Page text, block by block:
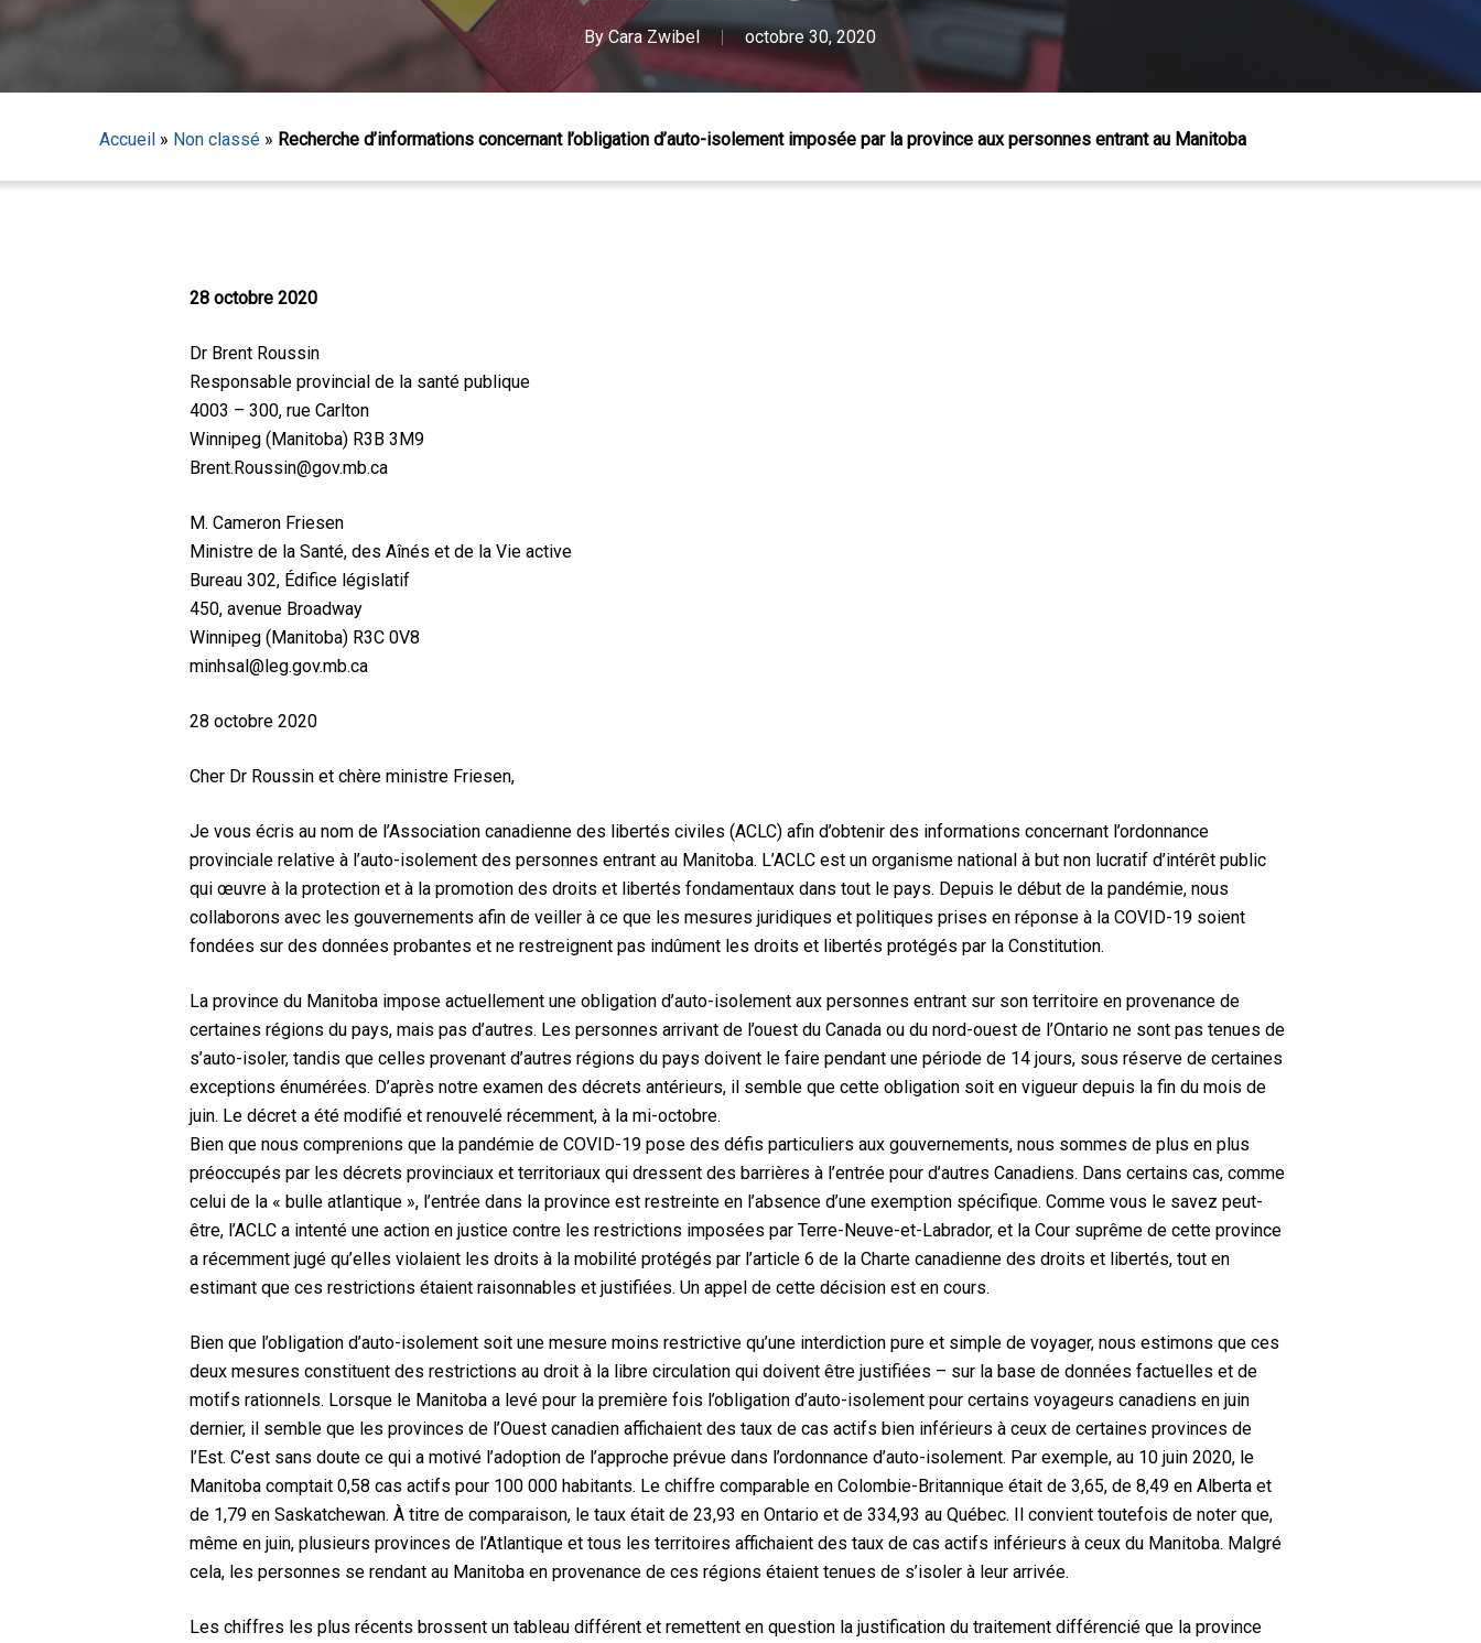
Appuyez sur Entrée pour lancer la recherche ou sur Échap pour fermer
By Cara Zwibel octobre 30, 2020
Accueil » Non classé » Recherche d’informations concernant l’obligation d’auto-isolement imposée par la province aux personnes entrant au Manitoba
28 octobre 2020
Dr Brent Roussin
Responsable provincial de la santé publique
4003 – 300, rue Carlton
Winnipeg (Manitoba) R3B 3M9
Brent.Roussin@gov.mb.ca
M. Cameron Friesen
Ministre de la Santé, des Aînés et de la Vie active
Bureau 302, Édifice législatif
450, avenue Broadway
Winnipeg (Manitoba) R3C 0V8
minhsal@leg.gov.mb.ca
28 octobre 2020
Cher Dr Roussin et chère ministre Friesen,
Je vous écris au nom de l’Association canadienne des libertés civiles (ACLC) afin d’obtenir des informations concernant l’ordonnance
provinciale relative à l’auto-isolement des personnes entrant au Manitoba. L’ACLC est un organisme national à but non lucratif d’intérêt public
qui œuvre à la protection et à la promotion des droits et libertés fondamentaux dans tout le pays. Depuis le début de la pandémie, nous
collaborons avec les gouvernements afin de veiller à ce que les mesures juridiques et politiques prises en réponse à la COVID-19 soient
fondées sur des données probantes et ne restreignent pas indûment les droits et libertés protégés par la Constitution.
La province du Manitoba impose actuellement une obligation d’auto-isolement aux personnes entrant sur son territoire en provenance de
certaines régions du pays, mais pas d’autres. Les personnes arrivant de l’ouest du Canada ou du nord-ouest de l’Ontario ne sont pas tenues de
s’auto-isoler, tandis que celles provenant d’autres régions du pays doivent le faire pendant une période de 14 jours, sous réserve de certaines
exceptions énumérées. D’après notre examen des décrets antérieurs, il semble que cette obligation soit en vigueur depuis la fin du mois de
juin. Le décret a été modifié et renouvelé récemment, à la mi-octobre.
Bien que nous comprenions que la pandémie de COVID-19 pose des défis particuliers aux gouvernements, nous sommes de plus en plus
préoccupés par les décrets provinciaux et territoriaux qui dressent des barrières à l’entrée pour d’autres Canadiens. Dans certains cas, comme
celui de la « bulle atlantique », l’entrée dans la province est restreinte en l’absence d’une exemption spécifique. Comme vous le savez peut-
être, l’ACLC a intenté une action en justice contre les restrictions imposées par Terre-Neuve-et-Labrador, et la Cour suprême de cette province
a récemment jugé qu’elles violaient les droits à la mobilité protégés par l’article 6 de la Charte canadienne des droits et libertés, tout en
estimant que ces restrictions étaient raisonnables et justifiées. Un appel de cette décision est en cours.
Bien que l’obligation d’auto-isolement soit une mesure moins restrictive qu’une interdiction pure et simple de voyager, nous estimons que ces
deux mesures constituent des restrictions au droit à la libre circulation qui doivent être justifiées – sur la base de données factuelles et de
motifs rationnels. Lorsque le Manitoba a levé pour la première fois l’obligation d’auto-isolement pour certains voyageurs canadiens en juin
dernier, il semble que les provinces de l’Ouest canadien affichaient des taux de cas actifs bien inférieurs à ceux de certaines provinces de
l’Est. C’est sans doute ce qui a motivé l’adoption de l’approche prévue dans l’ordonnance d’auto-isolement. Par exemple, au 10 juin 2020, le
Manitoba comptait 0,58 cas actifs pour 100 000 habitants. Le chiffre comparable en Colombie-Britannique était de 3,65, de 8,49 en Alberta et
de 1,79 en Saskatchewan. À titre de comparaison, le taux était de 23,93 en Ontario et de 334,93 au Québec. Il convient toutefois de noter que,
même en juin, plusieurs provinces de l’Atlantique et tous les territoires affichaient des taux de cas actifs inférieurs à ceux du Manitoba. Malgré
cela, les personnes se rendant au Manitoba en provenance de ces régions étaient tenues de s’isoler à leur arrivée.
Les chiffres les plus récents brossent un tableau différent et remettent en question la justification du traitement différencié que la province